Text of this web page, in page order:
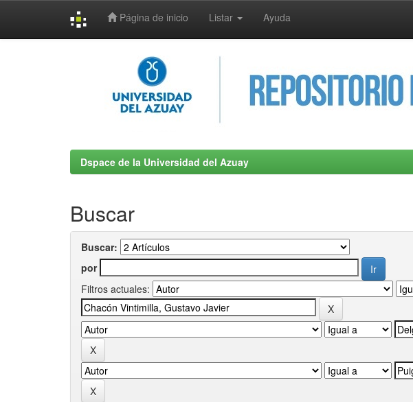
Página de inicio Listar Ayuda
Dspace de la Universidad del Azuay
Buscar
Buscar:
por
Filtros actuales: